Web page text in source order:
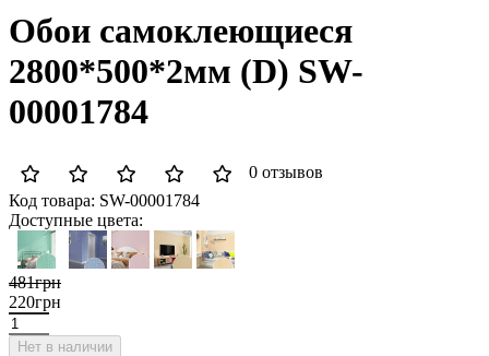
Обои самоклеющиеся
2800*500*2мм (D) SW-
00001784
0 отзывов
Код товара: SW-00001784
Доступные цвета:
481грн
220грн
Нет в наличии